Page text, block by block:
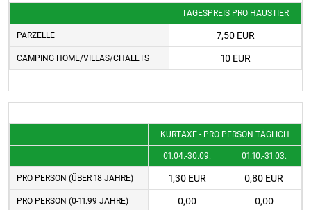
TAGESPREIS PRO HAUSTIER
PARZELLE 7,50 EUR
CAMPING HOME/VILLAS/CHALETS 10 EUR
KURTAXE - PRO PERSON TÄGLICH
01.04.-30.09. 01.10.-31.03.
PRO PERSON (ÜBER 18 JAHRE) 1,30 EUR 0,80 EUR
PRO PERSON (0-11.99 JAHRE) 0,00 0,00